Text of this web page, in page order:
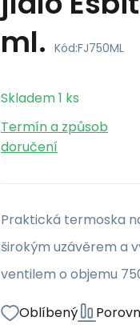
ml. Kód:FJ750ML
Skladem1 ks
Termín a způsob
doručení
Praktická termoska
širokým uzávěrem a
ventilem o objemu
Oblíbený